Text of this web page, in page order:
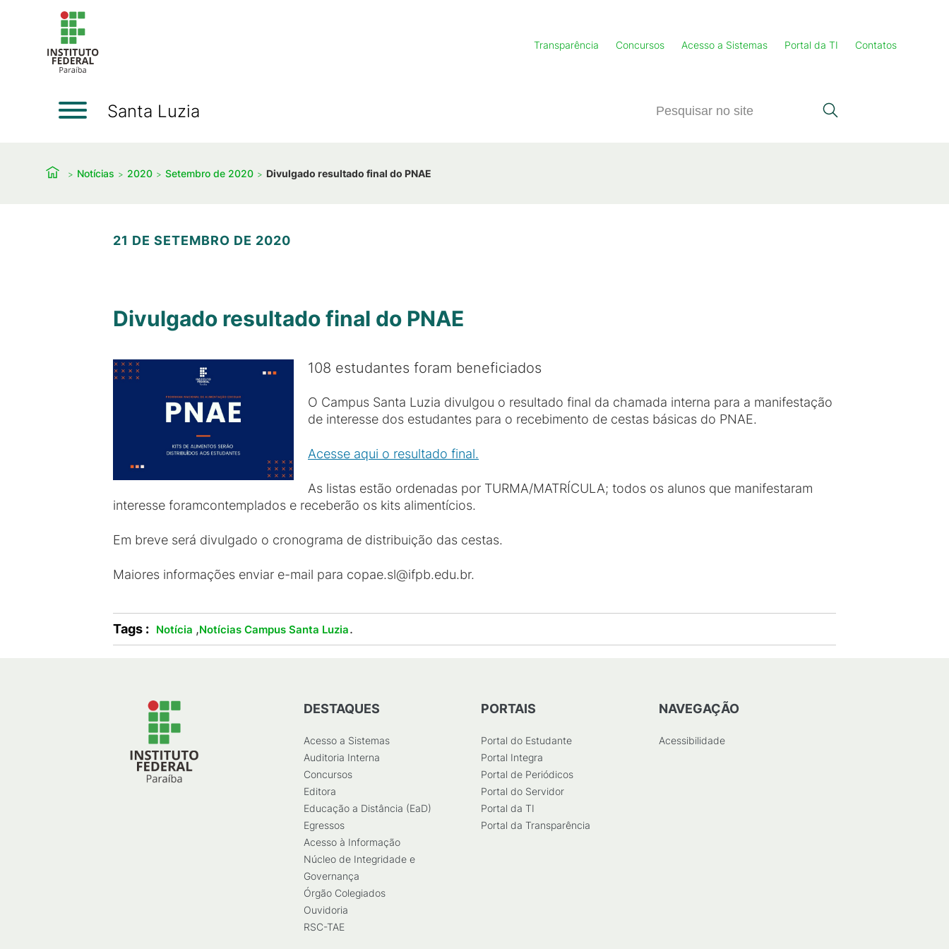
Transparência Concursos Acesso a Sistemas Portal da TI Contatos
Santa Luzia
Notícias 2020 Setembro de 2020 Divulgado resultado final do PNAE
21 DE SETEMBRO DE 2020
Divulgado resultado final do PNAE
108 estudantes foram beneficiados
O Campus Santa Luzia divulgou o resultado final da chamada interna para a manifestação
de interesse dos estudantes para o recebimento de cestas básicas do PNAE.
Acesse aqui o resultado final.
As listas estão ordenadas por TURMA/MATRÍCULA; todos os alunos que manifestaram
interesse foramcontemplados e receberão os kits alimentícios.
Em breve será divulgado o cronograma de distribuição das cestas.
Maiores informações enviar e-mail para copae.sl@ifpb.edu.br.
Tags : Notícia ,Notícias Campus Santa Luzia.
DESTAQUES
Acesso a Sistemas
Auditoria Interna
Concursos
Editora
Educação a Distância (EaD)
Egressos
Acesso à Informação
Núcleo de Integridade e
Governança
Órgão Colegiados
Ouvidoria
RSC-TAE
PORTAIS
Portal do Estudante
Portal Integra
Portal de Periódicos
Portal do Servidor
Portal da TI
Portal da Transparência
NAVEGAÇÃO
Acessibilidade